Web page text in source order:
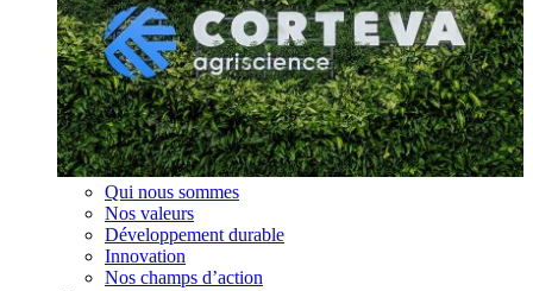
Qui nous sommes
Nos valeurs
Développement durable
Innovation
Nos champs d’action